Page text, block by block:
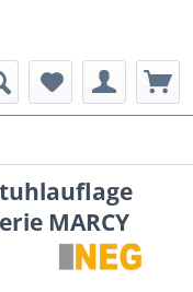
MARCY